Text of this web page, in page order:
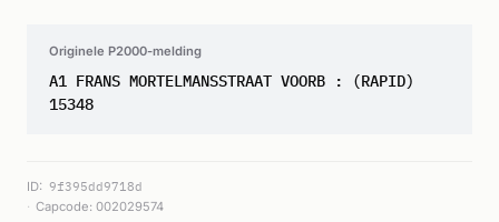
Originele P2000-melding
A1 FRANS MORTELMANSSTRAAT VOORB : (RAPID)
15348
ID: 9f395dd9718d
Capcode: 002029574